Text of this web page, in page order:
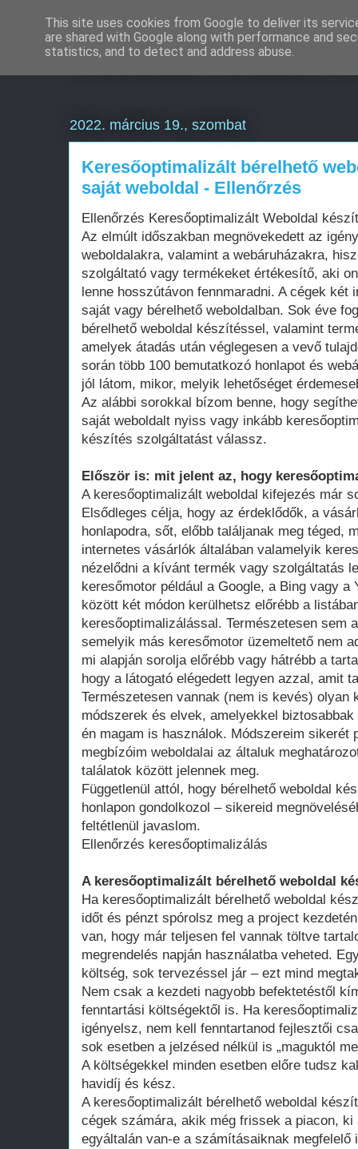
Weboldal készítés
2022. március 19., szombat
Keresőoptimalizált bérelhető
saját weboldal - Ellenőrzés
Ellenőrzés Keresőoptimalizált Weboldal
Az elmúlt időszakban megnövekedett az
weboldalakra, valamint a webáruházakra,
szolgáltató vagy termékeket értékesítő, aki
lenne hosszútávon fennmaradni. A cégek két
saját vagy bérelhető weboldalban. Sok éve
bérelhető weboldal készítéssel, valamint
amelyek átadás után véglegesen a vevő
során több 100 bemutatkozó honlapot és
jól látom, mikor, melyik lehetőséget
Az alábbi sorokkal bízom benne, hogy
saját weboldalt nyiss vagy inkább
készítés szolgáltatást válassz.
Először is: mit jelent az, hogy
A keresőoptimalizált weboldal kifejezés már
Elsődleges célja, hogy az érdeklődők, a
honlapodra, sőt, előbb találjanak meg téged,
internetes vásárlók általában valamelyik
nézelődni a kívánt termék vagy szolgáltatás
keresőmotor például a Google, a Bing vagy a
között két módon kerülhetsz előrébb a
keresőoptimalizálással. Természetesen sem
semelyik más keresőmotor üzemeltető nem
mi alapján sorolja előrébb vagy hátrébb a
hogy a látogató elégedett legyen azzal, amit
Természetesen vannak (nem is kevés) olyan
módszerek és elvek, amelyekkel
én magam is használok. Módszereim sikerét
megbízóim weboldalai az általuk
találatok között jelennek meg.
Függetlenül attól, hogy bérelhető weboldal
honlapon gondolkozol – sikereid
feltétlenül javaslom.
Ellenőrzés keresőoptimalizálás
A keresőoptimalizált bérelhető weboldal
Ha keresőoptimalizált bérelhető weboldal
időt és pénzt spórolsz meg a project
van, hogy már teljesen fel vannak töltve
megrendelés napján használatba veheted.
költség, sok tervezéssel jár – ezt mind
Nem csak a kezdeti nagyobb befektetéstől
fenntartási költségektől is. Ha
igényelsz, nem kell fenntartanod fejlesztői
sok esetben a jelzésed nélkül is „maguktól
A költségekkel minden esetben előre tudsz
havidíj és kész.
A keresőoptimalizált bérelhető weboldal
cégek számára, akik még frissek a piacon, ki
egyáltalán van-e a számításaiknak megfelelő
This site uses cookies from Google to deliver its
are shared with Google along with performance and
statistics, and to detect and address abuse.